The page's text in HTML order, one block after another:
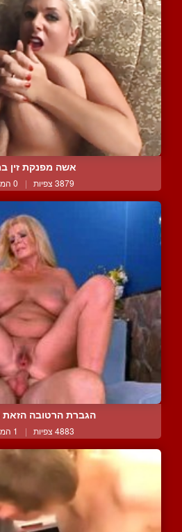
אשה מפנקת זין
3879 צפיות | 0 המלצות
הגברת הרטובה
4883 צפיות | 1 המלצות